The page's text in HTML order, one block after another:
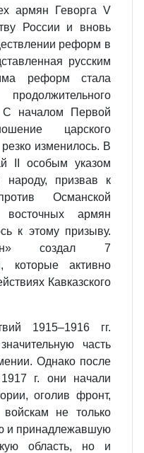
армян Геворга V
России и вновь
реформ в
русским
реформ стала
С началом Первой
царского
изменилось. В
II особым указом
народу, призвав к
Османской
армян
к этому призыву.
создал 7
которые активно
Кавказского
1915–1916 гг.
часть
Однако после
г. они начали
оголив фронт,
войскам не только
и принадлежавшую
область, но и